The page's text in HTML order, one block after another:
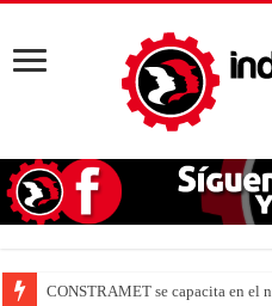
CONSTRAMET se capacita en el